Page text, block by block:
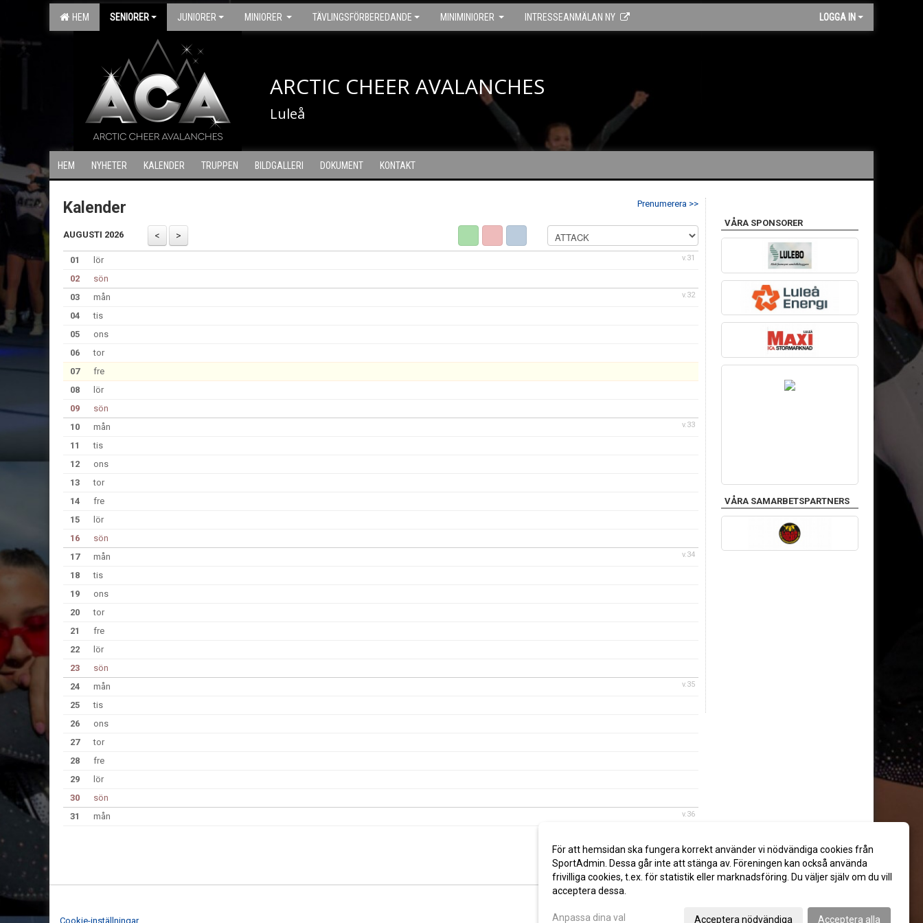
HEM SENIORER JUNIORER MINIORER TÄVLINGSFÖRBEREDANDE MINIMINIORER INTRESSEANMÄLAN NY LOGGA IN
ARCTIC CHEER AVALANCHES
Luleå
HEM NYHETER KALENDER TRUPPEN BILDGALLERI DOKUMENT KONTAKT
Prenumerera >>
Kalender
AUGUSTI 2026
v.31
01
lör
02
sön
v.32
03
mån
04
tis
05
ons
06
tor
07
fre
08
lör
09
sön
v.33
10
mån
11
tis
12
ons
13
tor
14
fre
15
lör
16
sön
v.34
17
mån
18
tis
19
ons
20
tor
21
fre
22
lör
23
sön
v.35
24
mån
25
tis
26
ons
27
tor
28
fre
29
lör
30
sön
v.36
31 mån
VÅRA SPONSORER
VÅRA SAMARBETSPARTNERS
Cookie-inställningar
För att hemsidan ska fungera korrekt använder vi nödvändiga cookies från
SportAdmin. Dessa går inte att stänga av. Föreningen kan också använda
frivilliga cookies, t.ex. för statistik eller marknadsföring. Du väljer själv om du vill
acceptera dessa.
Anpassa dina val Acceptera nödvändiga Acceptera alla